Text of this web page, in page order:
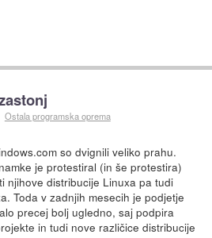
Ostala programska oprema
so dvignili veliko prahu.
je protestiral (in še protestira)
njihove distribucije Linuxa pa tudi
Toda v zadnjih mesecih je podjetje
precej bolj ugledno, saj podpira
in tudi nove različice distribucije